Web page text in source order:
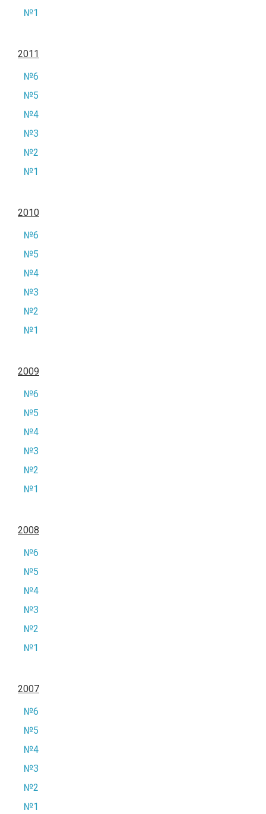
№1
2011
№6
№5
№4
№3
№2
№1
2010
№6
№5
№4
№3
№2
№1
2009
№6
№5
№4
№3
№2
№1
2008
№6
№5
№4
№3
№2
№1
2007
№6
№5
№4
№3
№2
№1